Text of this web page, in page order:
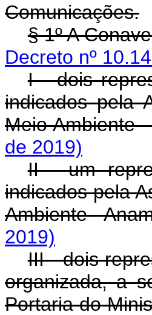
Comunicações.
§ 1º A
Decreto nº
I - dois
indicados pela
Meio Ambiente
de 2019)
II - um
indicados pela
Ambiente -
2019)
III - dois
organizada, a
Portaria do